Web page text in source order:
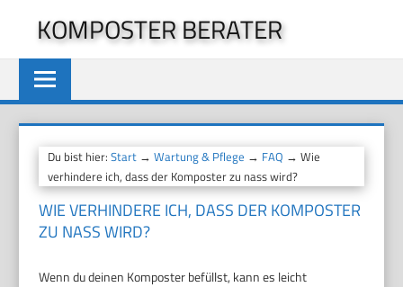
springen
KOMPOSTER BERATER
Du bist hier:Start →Wartung & Pflege → FAQ → Wie
verhindere ich, dass der Komposter zu nass wird?
WIE VERHINDERE ICH, DASS DER KOMPOSTER
ZU NASS WIRD?
Wenn du deinen Komposter befüllst, kann es leicht